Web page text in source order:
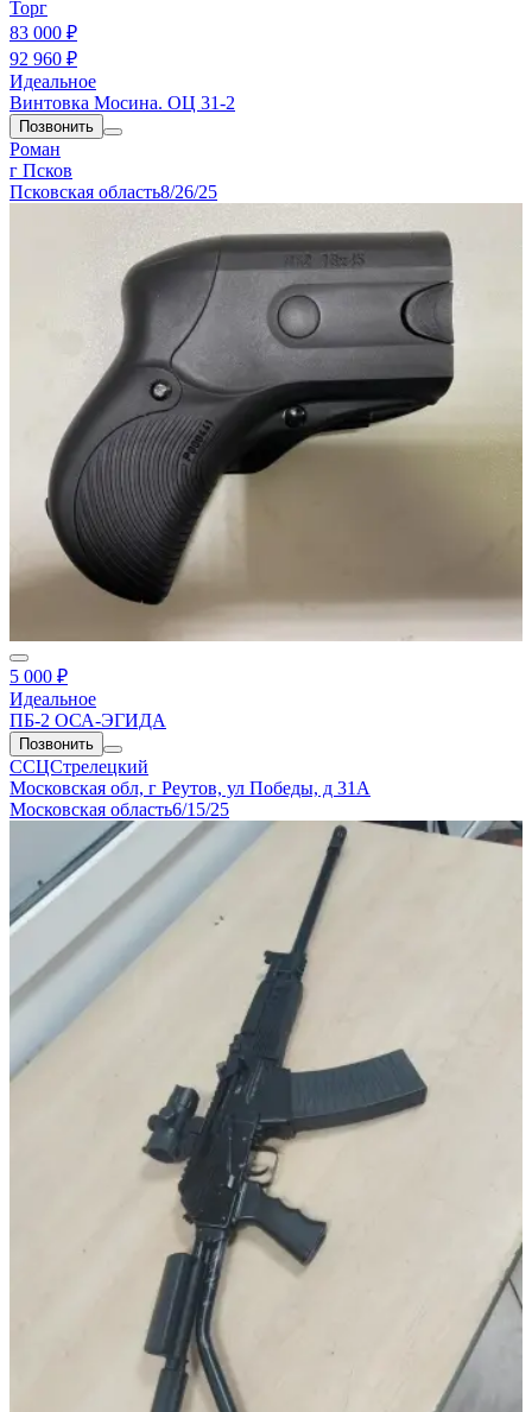
Торг
83 000 ₽
92 960 ₽
Идеальное
Винтовка Мосина. ОЦ 31-2
Позвонить
Роман
г Псков
Псковская область8/26/25
5 000 ₽
Идеальное
ПБ-2 ОСА-ЭГИДА
Позвонить
ССЦСтрелецкий
Московская обл, г Реутов, ул Победы, д 31А
Московская область6/15/25